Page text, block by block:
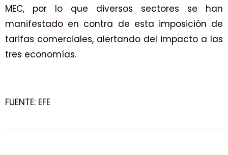
MEC, por lo que diversos sectores se han
manifestado en contra de esta imposición de
tarifas comerciales, alertando del impacto a las
tres economías.
FUENTE: EFE